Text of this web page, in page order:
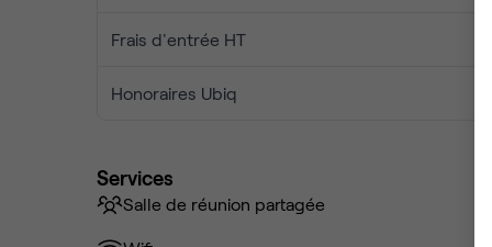
Frais d'entrée HT
Honoraires Ubiq
Services
Salle de réunion partagée